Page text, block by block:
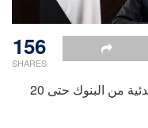
156
SHARES
مد فترة تلقي الطلبات والموافقات المبدئية من البنوك حتى 20